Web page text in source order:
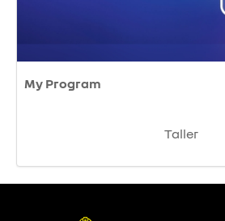
My Program
Taller